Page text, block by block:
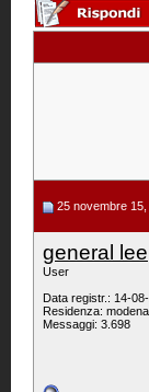
25 novembre 15,
general lee
User
Data registr.: 14-
Residenza: modena
Messaggi: 3.698